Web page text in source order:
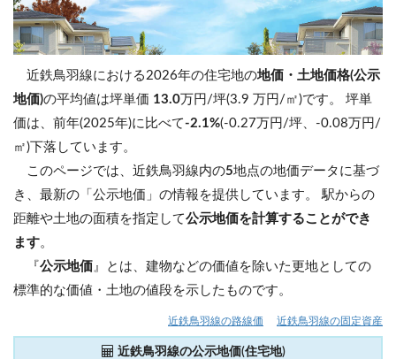
近鉄鳥羽線における2026年の住宅地の地価・土地価格(公示
地価)の平均値は坪単価 13.0万円/坪(3.9 万円/㎡)です。 坪単
価は、前年(2025年)に比べて-2.1%(-0.27万円/坪、-0.08万円/
㎡)下落しています。
このページでは、近鉄鳥羽線内の5地点の地価データに基づ
き、最新の「公示地価」の情報を提供しています。 駅からの
距離や土地の面積を指定して公示地価を計算することができ
ます。
『公示地価 』とは、建物などの価値を除いた更地としての
標準的な価値・土地の値段を示したものです。
近鉄鳥羽線の路線価 近鉄鳥羽線の固定資産
近鉄鳥羽線の公示地価(住宅地)